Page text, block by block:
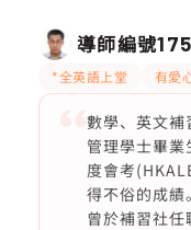
導師編號
*全英語上堂 有愛
數學、英文補
管理學士畢業
度會考
得不俗的成績
曾於補習社